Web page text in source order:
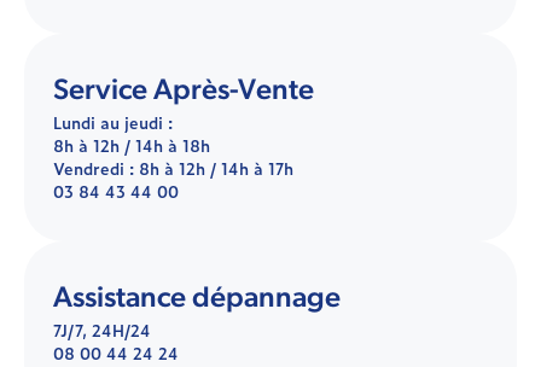
Service Après-Vente
Lundi au jeudi :
8h à 12h / 14h à 18h
Vendredi : 8h à 12h / 14h à 17h
03 84 43 44 00
Assistance dépannage
7J/7, 24H/24
08 00 44 24 24